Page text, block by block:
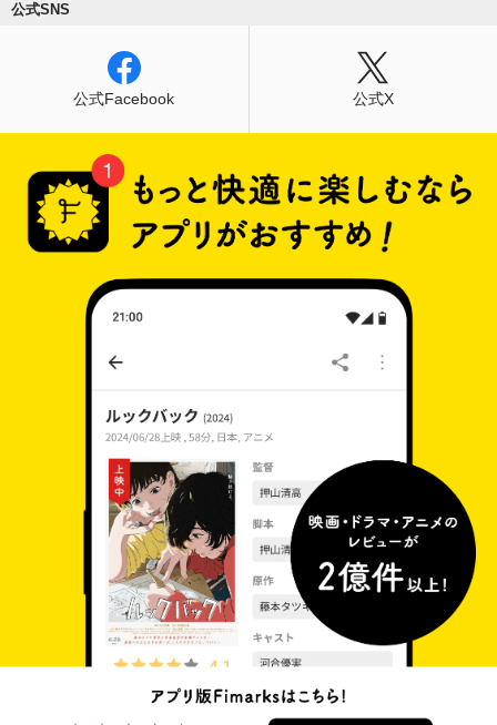
公式SNS
公式Facebook 公式X